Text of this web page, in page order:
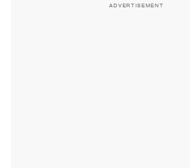
ADVERTISEMENT